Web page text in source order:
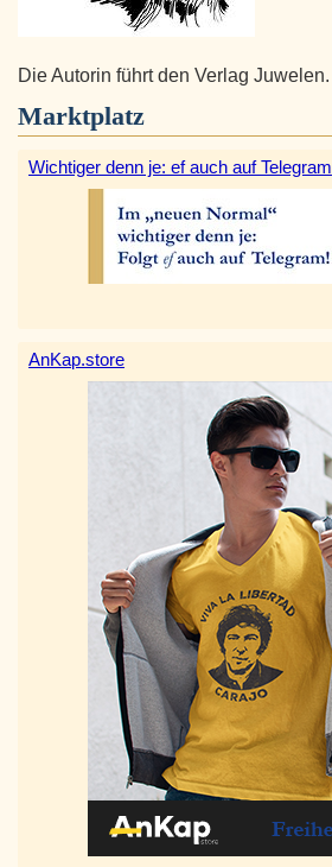
Die Autorin führt den Verlag Juwelen.
Marktplatz
Wichtiger denn je: ef auch auf Telegram
AnKap.store